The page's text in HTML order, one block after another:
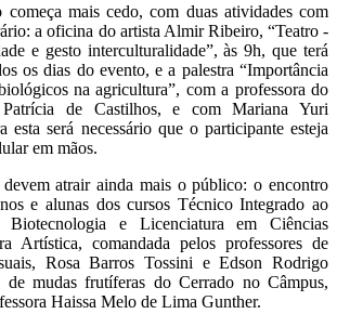
começa mais cedo, com duas atividades com
a oficina do artista Almir Ribeiro, “Teatro -
e gesto interculturalidade”, às 9h, que terá
os dias do evento, e a palestra “Importância
na agricultura”, com a professora do
Patrícia de Castilhos, e com Mariana Yuri
esta será necessário que o participante esteja
em mãos.
atrair ainda mais o público: o encontro
e alunas dos cursos Técnico Integrado ao
e Licenciatura em Ciências
Artística, comandada pelos professores de
Rosa Barros Tossini e Edson Rodrigo
mudas frutíferas do Cerrado no Câmpus,
Haissa Melo de Lima Gunther.